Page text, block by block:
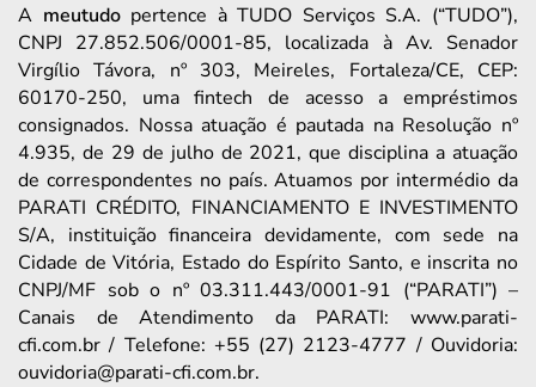
A meutudopertence à TUDO Serviços S.A. (“TUDO”),
CNPJ 27.852.506/0001-85, localizada à Av. Senador
Virgílio Távora, nº 303, Meireles, Fortaleza/CE, CEP:
60170-250, uma fintech de acesso a empréstimos
consignados. Nossa atuação é pautada na Resolução nº
4.935, de 29 de julho de 2021, que disciplina a atuação
de correspondentes no país. Atuamos por intermédio da
PARATI CRÉDITO, FINANCIAMENTO E INVESTIMENTO
S/A, instituição financeira devidamente, com sede na
Cidade de Vitória, Estado do Espírito Santo, e inscrita no
CNPJ/MF sob o nº 03.311.443/0001-91 (“PARATI”) –
Canais de Atendimento da PARATI: www.parati-
cfi.com.br / Telefone: +55 (27) 2123-4777 / Ouvidoria:
ouvidoria@parati-cfi.com.br.